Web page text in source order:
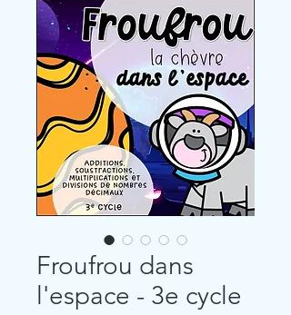
Froufrou dans
l'espace - 3e cycle